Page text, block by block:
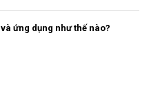
ứng dụng như thế nào?